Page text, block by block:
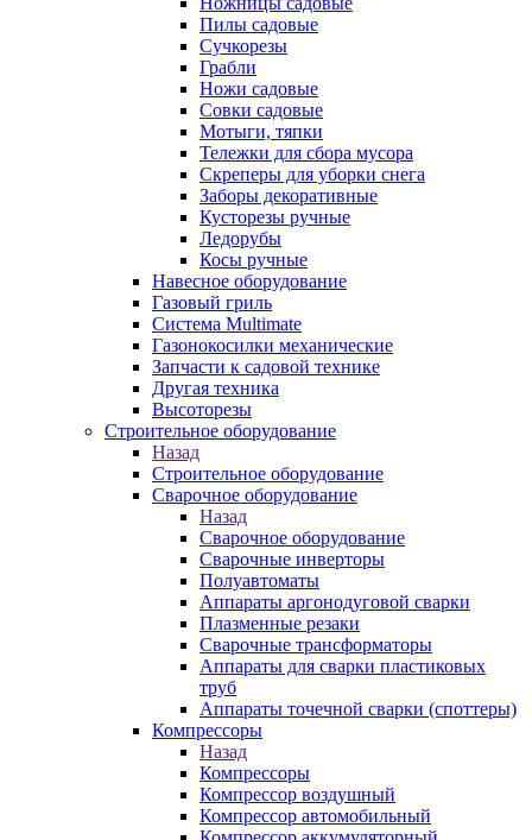
Пилы садовые
Сучкорезы
Грабли
Ножи садовые
Совки садовые
Мотыги, тяпки
Тележки для сбора мусора
Скреперы для уборки снега
Заборы декоративные
Кусторезы ручные
Ледорубы
Косы ручные
Навесное оборудование
Газовый гриль
Система Multimate
Газонокосилки механические
Запчасти к садовой технике
Другая техника
Высоторезы
Строительное оборудование
Назад
Строительное оборудование
Сварочное оборудование
Назад
Сварочное оборудование
Сварочные инверторы
Полуавтоматы
Аппараты аргонодуговой сварки
Плазменные резаки
Сварочные трансформаторы
Аппараты для сварки пластиковых
труб
Аппараты точечной сварки (споттеры)
Компрессоры
Назад
Компрессоры
Компрессор воздушный
Компрессор автомобильный